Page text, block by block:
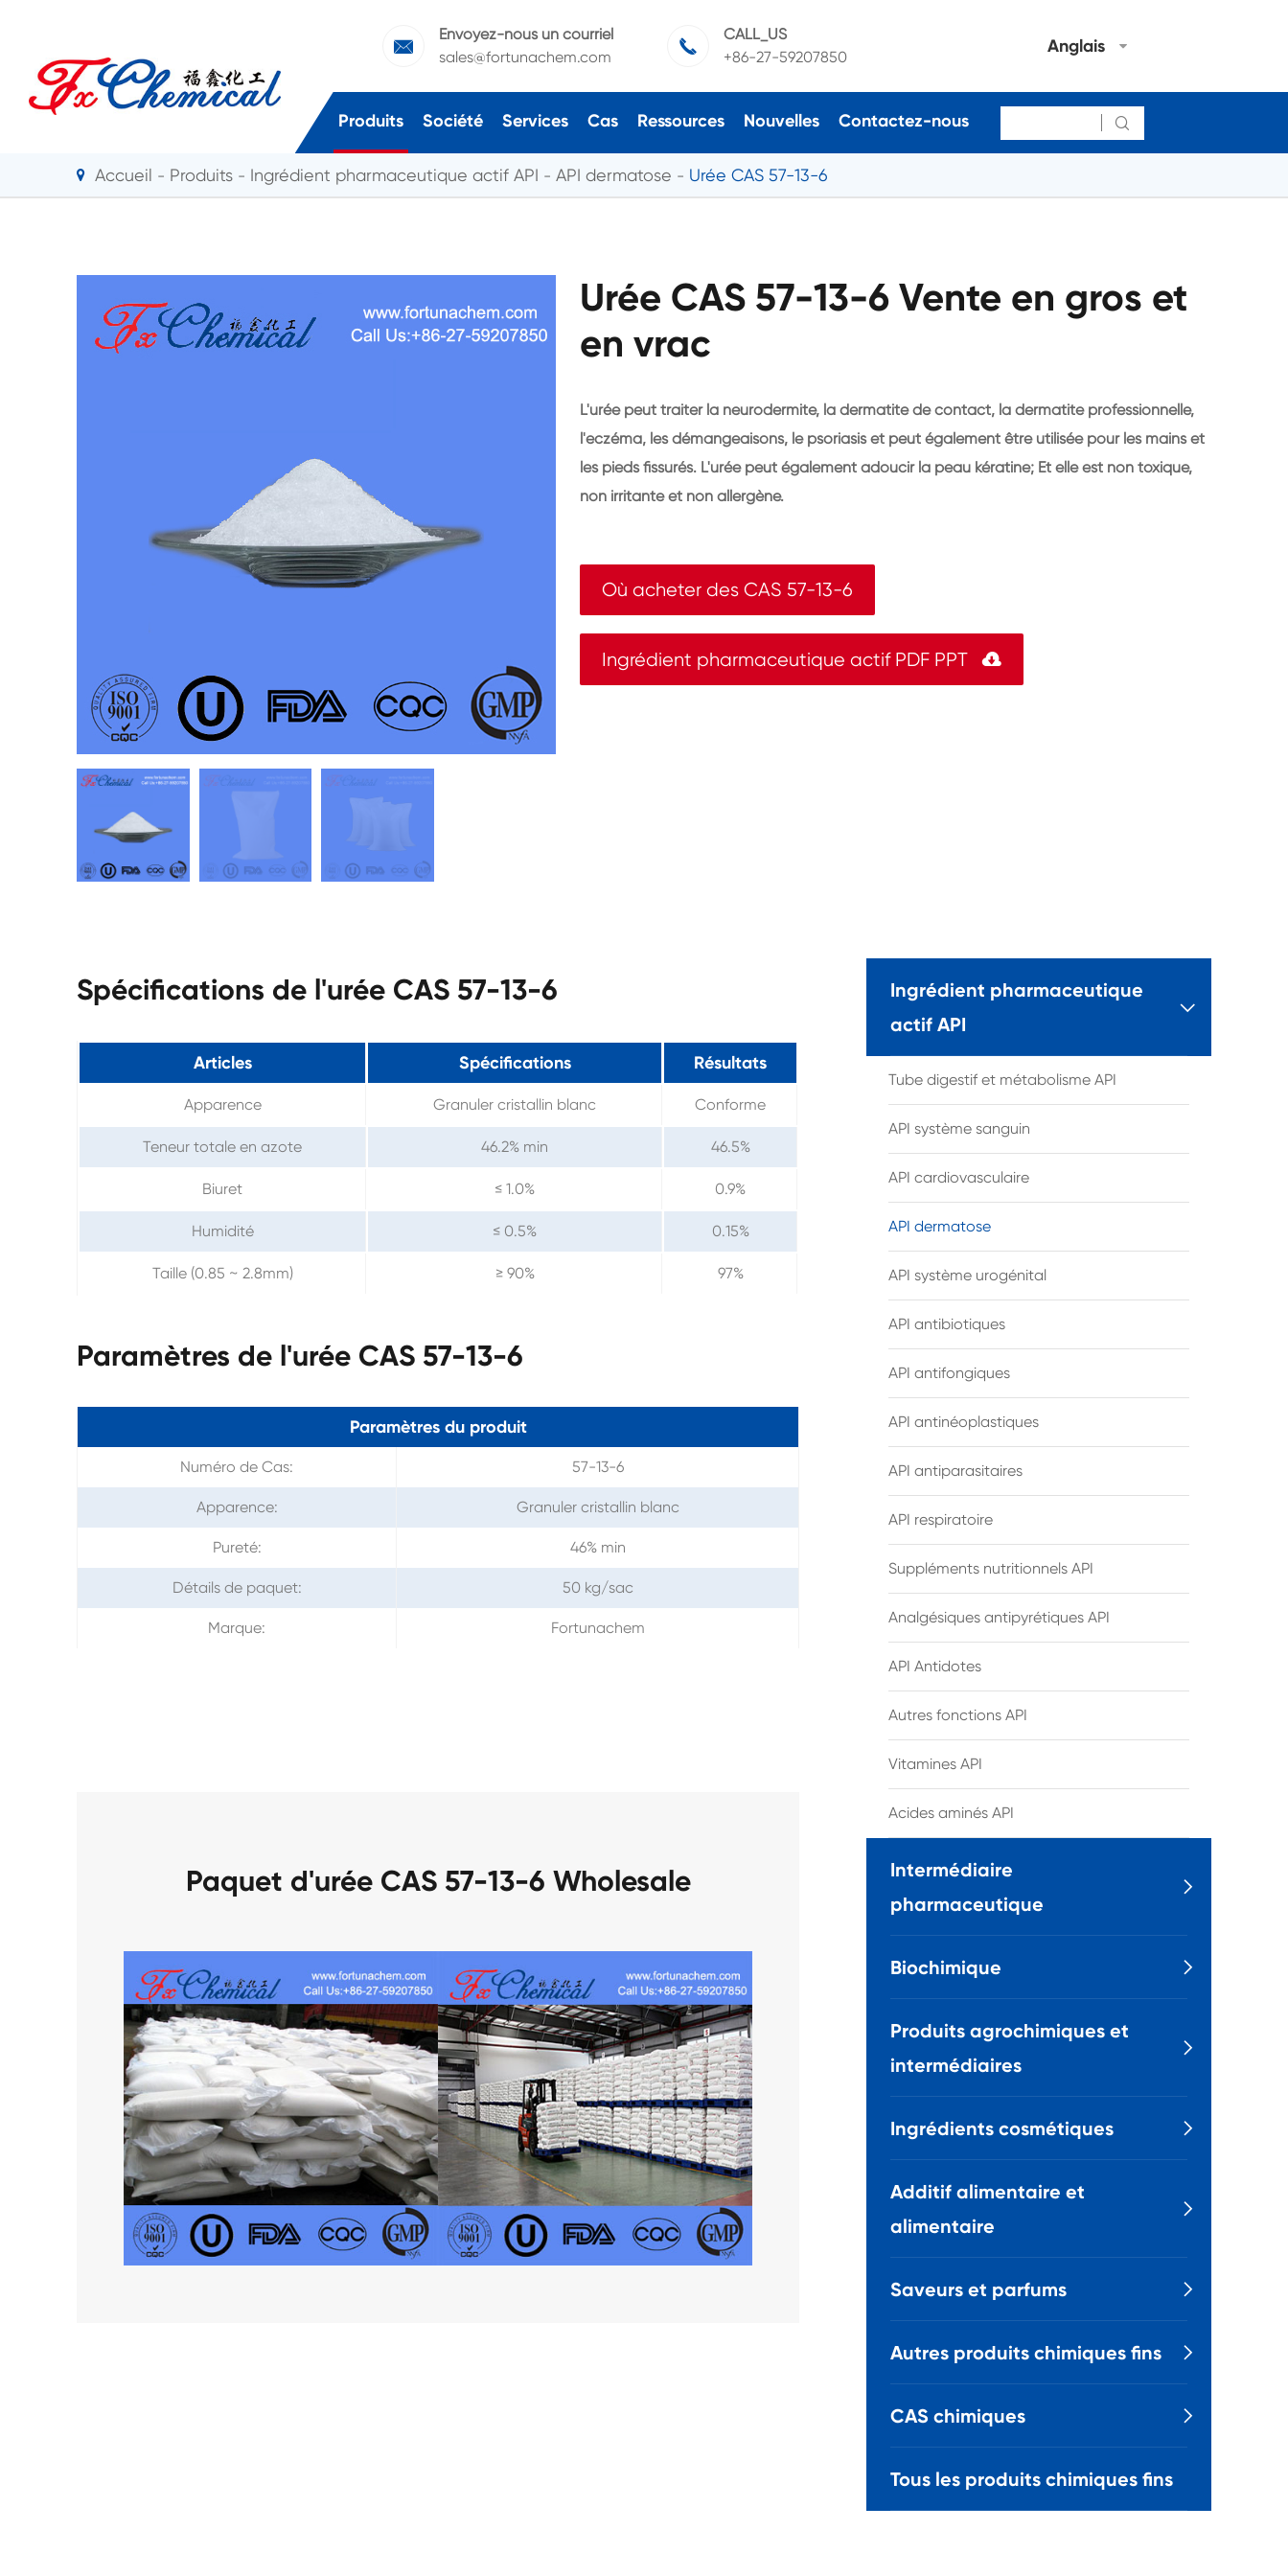

Envoyez-nous un courriel
sales@fortunachem.com

CALL_US
+86-27-59207850
Anglais
Produits Société Services Cas Ressources Nouvelles Contactez-nous 
Accueil Produits Ingrédient pharmaceutique actif API API dermatose Urée CAS 57-13-6
Urée CAS 57-13-6 Vente en gros et
en vrac
L'urée peut traiter la neurodermite, la dermatite de contact, la dermatite professionnelle,
l'eczéma, les démangeaisons, le psoriasis et peut également être utilisée pour les mains et
les pieds fissurés. L'urée peut également adoucir la peau kératine; Et elle est non toxique,
non irritante et non allergène.
Où acheter des CAS 57-13-6
Ingrédient pharmaceutique actif PDF PPT 
Spécifications de l'urée CAS 57-13-6
Articles Spécifications Résultats
Apparence Granuler cristallin blanc Conforme
Teneur totale en azote 46.2% min 46.5%
Biuret ≤ 1.0% 0.9%
Humidité ≤ 0.5% 0.15%
Taille (0.85 ~ 2.8mm) ≥ 90% 97%
Paramètres de l'urée CAS 57-13-6
Paramètres du produit
Numéro de Cas: 57-13-6
Apparence: Granuler cristallin blanc
Pureté: 46% min
Détails de paquet: 50 kg/sac
Marque: Fortunachem
Paquet d'urée CAS 57-13-6 Wholesale
Ingrédient pharmaceutique
actif API

Tube digestif et métabolisme API
API système sanguin
API cardiovasculaire
API dermatose
API système urogénital
API antibiotiques
API antifongiques
API antinéoplastiques
API antiparasitaires
API respiratoire
Suppléments nutritionnels API
Analgésiques antipyrétiques API
API Antidotes
Autres fonctions API
Vitamines API
Acides aminés API
Intermédiaire
pharmaceutique

Biochimique 
Produits agrochimiques et
intermédiaires

Ingrédients cosmétiques 
Additif alimentaire et
alimentaire

Saveurs et parfums 
Autres produits chimiques fins 
CAS chimiques 
Tous les produits chimiques fins